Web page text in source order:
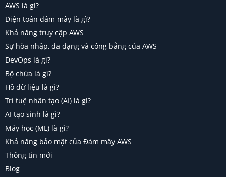
AWS là gì?
Điện toán đám mây là gì?
Khả năng truy cập AWS
Sự hòa nhập, đa dạng và công bằng của AWS
DevOps là gì?
Bộ chứa là gì?
Hồ dữ liệu là gì?
Trí tuệ nhân tạo (AI) là gì?
AI tạo sinh là gì?
Máy học (ML) là gì?
Khả năng bảo mật của Đám mây AWS
Thông tin mới
Blog